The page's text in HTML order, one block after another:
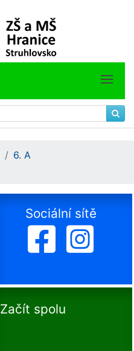
6. A
Sociální sítě
Začít spolu